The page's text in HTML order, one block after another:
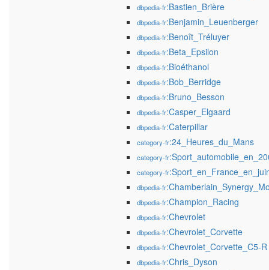
dbpedia-fr:Bastien_Brière
dbpedia-fr:Benjamin_Leuenberger
dbpedia-fr:Benoît_Tréluyer
dbpedia-fr:Beta_Epsilon
dbpedia-fr:Bioéthanol
dbpedia-fr:Bob_Berridge
dbpedia-fr:Bruno_Besson
dbpedia-fr:Casper_Elgaard
dbpedia-fr:Caterpillar
category-fr:24_Heures_du_Mans
category-fr
category-fr
dbpedia-fr
dbpedia-fr:Champion_Racing
dbpedia-fr:Chevrolet
dbpedia-fr:Chevrolet_Corvette
dbpedia-fr:Chevrolet_Corvette_C5-R
dbpedia-fr:Chris_Dyson